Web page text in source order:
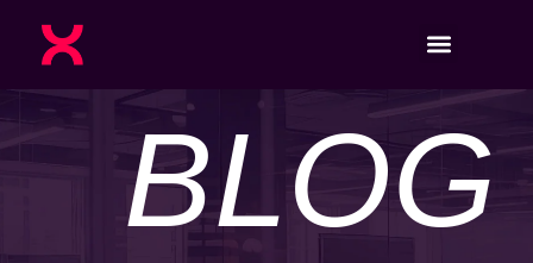
BLOG